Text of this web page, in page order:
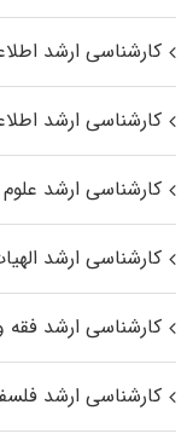
کارشناسی ارشد
کارشناسی ارشد
کارشناسی ارشد
کارشناسی ارشد
کارشناسی ارشد
کارشناسی ارشد